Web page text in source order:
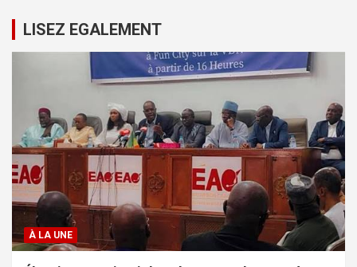
LISEZ EGALEMENT
À LA UNE